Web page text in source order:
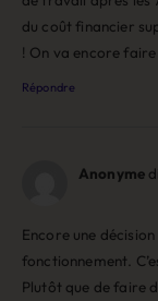
du coût financier
! On va encore
Répondre
Anonyme
Encore une
fonctionnement.
Plutôt que de faire